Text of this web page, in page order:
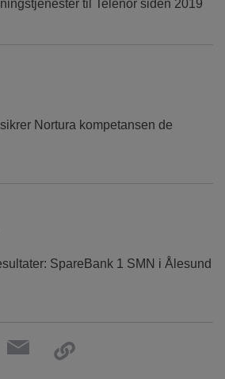
til Telenor siden 2019
Nortura kompetansen de
SpareBank 1 SMN i Ålesund